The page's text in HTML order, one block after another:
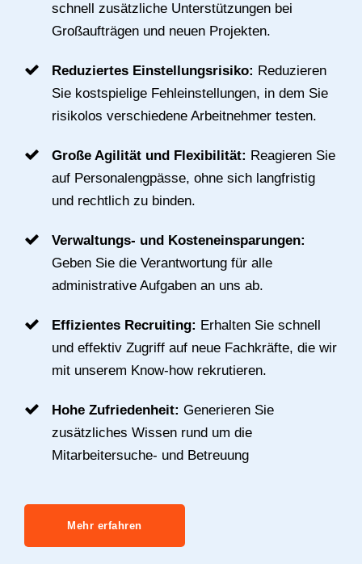
schnell zusätzliche Unterstützungen bei
Großaufträgen und neuen Projekten.
Reduziertes Einstellungsrisiko: Reduzieren
Sie kostspielige Fehleinstellungen, in dem Sie
risikolos verschiedene Arbeitnehmer testen.
Große Agilität und Flexibilität: Reagieren Sie
auf Personalengpässe, ohne sich langfristig
und rechtlich zu binden.
Verwaltungs- und Kosteneinsparungen:
Geben Sie die Verantwortung für alle
administrative Aufgaben an uns ab.
Effizientes Recruiting: Erhalten Sie schnell
und effektiv Zugriff auf neue Fachkräfte, die wir
mit unserem Know-how rekrutieren.
Hohe Zufriedenheit: Generieren Sie
zusätzliches Wissen rund um die
Mitarbeitersuche- und Betreuung
Mehr erfahren